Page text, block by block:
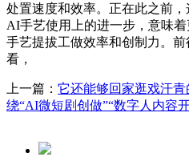
处置速度和效率。正在此之前
AI手艺使用上的进一步，意味
手艺提拔工做效率和创制力。
看，
上一篇： 它还能够回家逛戏汗青
绕“AI微短剧创做”“数字人内容